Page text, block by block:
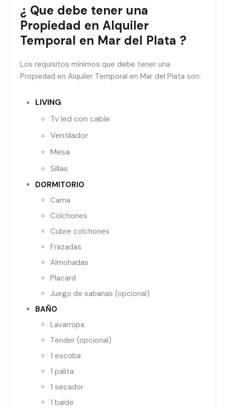
¿ Que debe tener una
Propiedad en Alquiler
Temporal en Mar del Plata ?
Los requisitos mínimos que debe tener una
Propiedad en Alquiler Temporal en Mar del Plata son:
LIVING
Tv led con cable
Ventilador
Mesa
Sillas
DORMITORIO
Cama
Colchones
Cubre colchones
Frazadas
Almohadas
Placard
Juego de sabanas (opcional)
BAÑO
Lavarropa
Tender (opcional)
1 escoba
1 palita
1 secador
1 balde